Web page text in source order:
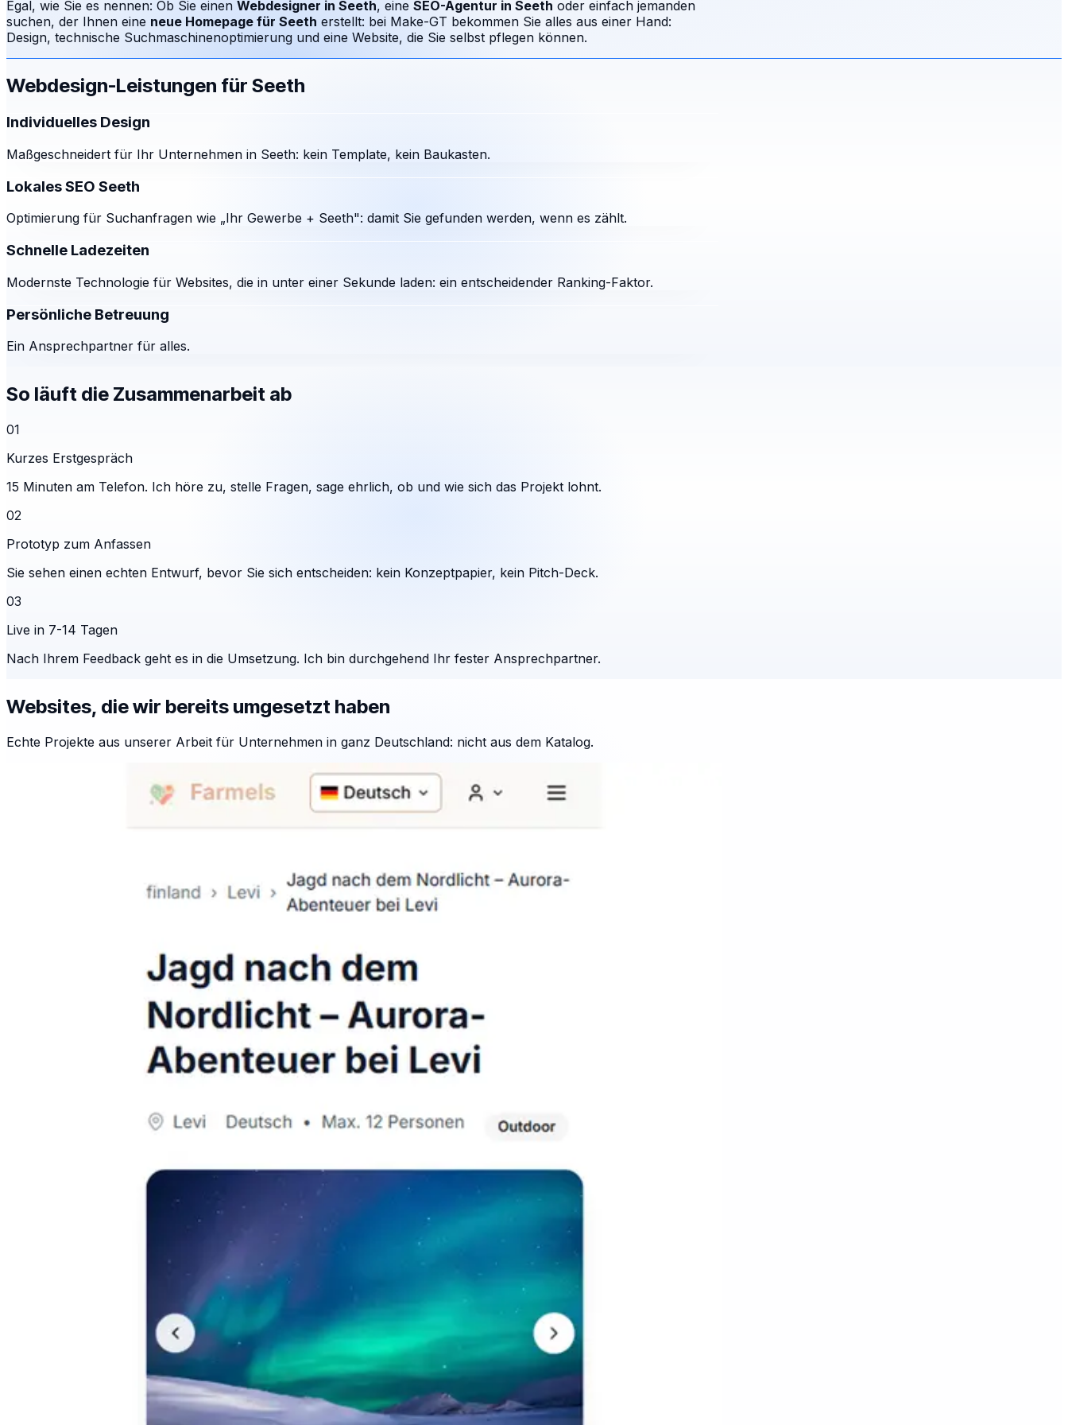
Egal, wie Sie es nennen: Ob Sie einen Webdesigner in Seeth, eine SEO-Agentur in Seeth oder einfach jemanden
suchen, der Ihnen eine neue Homepage für Seeth erstellt: bei Make-GT bekommen Sie alles aus einer Hand:
Design, technische Suchmaschinenoptimierung und eine Website, die Sie selbst pflegen können.
Webdesign-Leistungen für Seeth
Individuelles Design
Maßgeschneidert für Ihr Unternehmen in Seeth: kein Template, kein Baukasten.
Lokales SEO Seeth
Optimierung für Suchanfragen wie „Ihr Gewerbe + Seeth": damit Sie gefunden werden, wenn es zählt.
Schnelle Ladezeiten
Modernste Technologie für Websites, die in unter einer Sekunde laden: ein entscheidender Ranking-Faktor.
Persönliche Betreuung
Ein Ansprechpartner für alles.
So läuft die Zusammenarbeit ab
01
Kurzes Erstgespräch
15 Minuten am Telefon. Ich höre zu, stelle Fragen, sage ehrlich, ob und wie sich das Projekt lohnt.
02
Prototyp zum Anfassen
Sie sehen einen echten Entwurf, bevor Sie sich entscheiden: kein Konzeptpapier, kein Pitch-Deck.
03
Live in 7-14 Tagen
Nach Ihrem Feedback geht es in die Umsetzung. Ich bin durchgehend Ihr fester Ansprechpartner.
Websites, die wir bereits umgesetzt haben
Echte Projekte aus unserer Arbeit für Unternehmen in ganz Deutschland: nicht aus dem Katalog.